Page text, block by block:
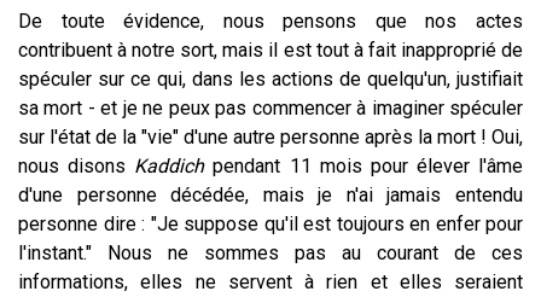
De toute évidence, nous pensons que nos actes
contribuent à notre sort, mais il est tout à fait inapproprié de
spéculer sur ce qui, dans les actions de quelqu'un, justifiait
sa mort - et je ne peux pas commencer à imaginer spéculer
sur l'état de la "vie" d'une autre personne après la mort ! Oui,
nous disons Kaddichpendant 11 mois pour élever l'âme
d'une personne décédée, mais je n'ai jamais entendu
personne dire : "Je suppose qu'il est toujours en enfer pour
l'instant." Nous ne sommes pas au courant de ces
informations, elles ne servent à rien et elles seraient